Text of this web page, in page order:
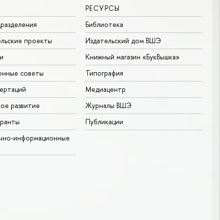
проекты
советы
развитие
информационные
РЕСУРСЫ
Библиотека
Издательский дом ВШЭ
Книжный магазин «БукВышка»
Типография
Медиацентр
Журналы ВШЭ
Публикации